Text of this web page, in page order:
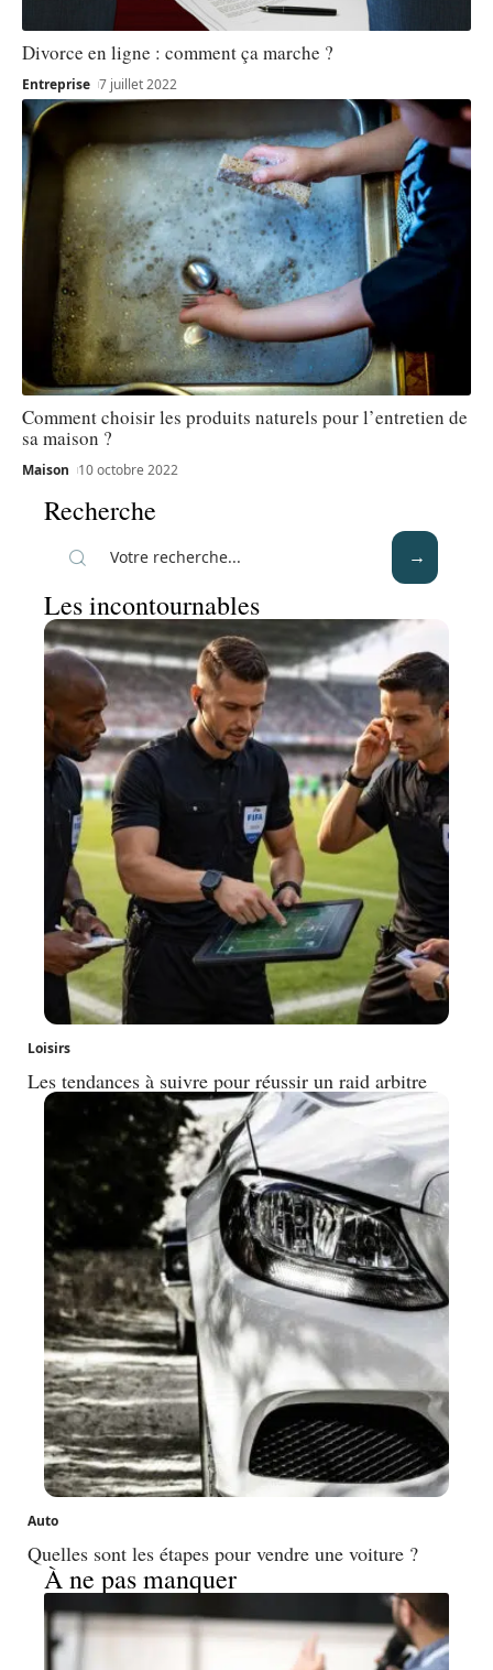
Divorce en ligne : comment ça marche ?
Entreprise 7 juillet 2022
Comment choisir les produits naturels pour l’entretien de
sa maison ?
Maison 10 octobre 2022
Recherche
Les incontournables
Loisirs
Les tendances à suivre pour réussir un raid arbitre
Auto
Quelles sont les étapes pour vendre une voiture ?
À ne pas manquer